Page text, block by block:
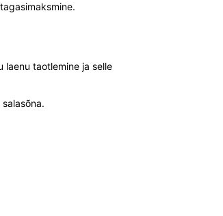
laenu taotlemine ja selle